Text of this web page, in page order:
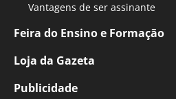
Vantagens de ser assinante
Feira do Ensino e Formação
Loja da Gazeta
Publicidade